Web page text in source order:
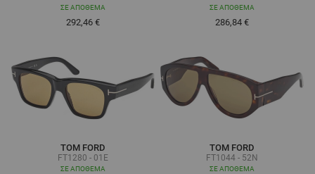
ΣΕ ΑΠΌΘΕΜΑ
292,46 €
ΣΕ ΑΠΌΘΕΜΑ
286,84 €
TOM FORD
FT1280 - 01E
ΣΕ ΑΠΌΘΕΜΑ
TOM FORD
FT1044 - 52N
ΣΕ ΑΠΌΘΕΜΑ